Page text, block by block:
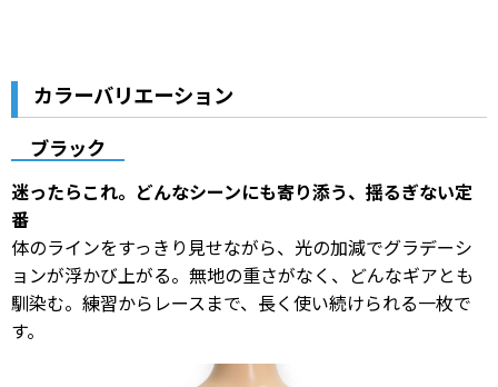
カラーバリエーション
ブラック
迷ったらこれ。どんなシーンにも寄り添う、揺るぎない定
番
体のラインをすっきり見せながら、光の加減でグラデーシ
ョンが浮かび上がる。無地の重さがなく、どんなギアとも
馴染む。練習からレースまで、長く使い続けられる一枚で
す。